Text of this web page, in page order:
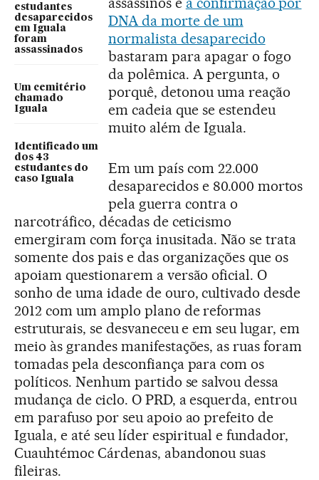
estudantes
desaparecidos
em Iguala
foram
assassinados
Um cemitério
chamado
Iguala
Identificado um
dos 43
estudantes do
caso Iguala
DNA da morte de um
normalista desaparecido
bastaram para apagar o fogo
da polêmica. A pergunta, o
porquê, detonou uma reação
em cadeia que se estendeu
muito além de Iguala.
Em um país com 22.000
desaparecidos e 80.000 mortos
pela guerra contra o
narcotráfico, décadas de ceticismo
emergiram com força inusitada. Não se trata
somente dos pais e das organizações que os
apoiam questionarem a versão oficial. O
sonho de uma idade de ouro, cultivado desde
2012 com um amplo plano de reformas
estruturais, se desvaneceu e em seu lugar, em
meio às grandes manifestações, as ruas foram
tomadas pela desconfiança para com os
políticos. Nenhum partido se salvou dessa
mudança de ciclo. O PRD, a esquerda, entrou
em parafuso por seu apoio ao prefeito de
Iguala, e até seu líder espiritual e fundador,
Cuauhtémoc Cárdenas, abandonou suas
fileiras.